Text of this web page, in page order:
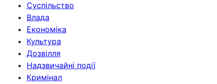
Суспільство
Влада
Економіка
Культура
Дозвілля
Надзвичайні події
Кримінал